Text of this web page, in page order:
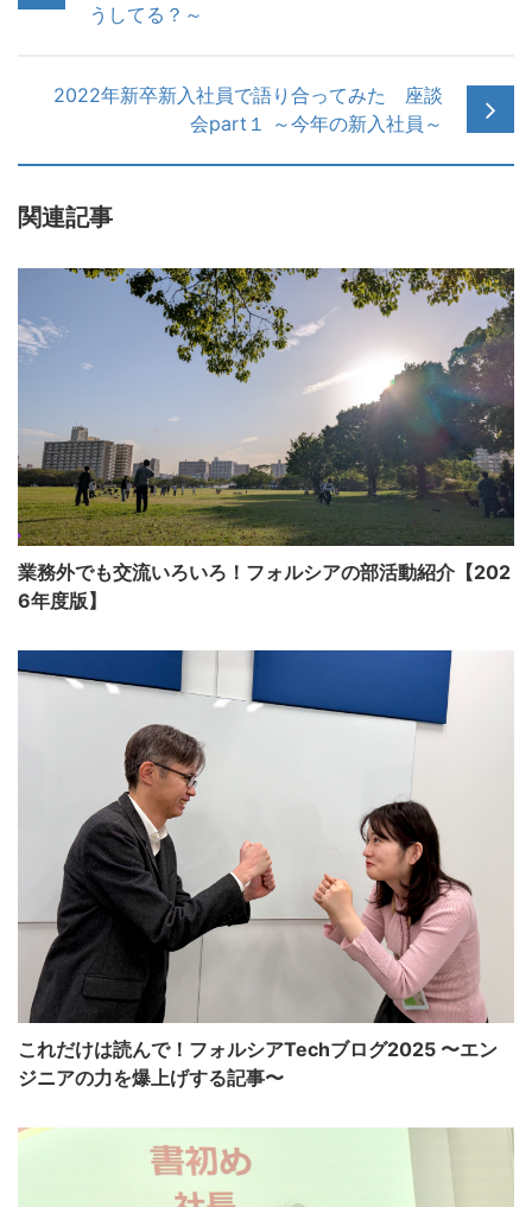
うしてる？～
2022年新卒新入社員で語り合ってみた 座談
会part１ ～今年の新入社員～
関連記事
業務外でも交流いろいろ！フォルシアの部活動紹介【202
6年度版】
これだけは読んで！フォルシアTechブログ2025 〜エン
ジニアの力を爆上げする記事〜